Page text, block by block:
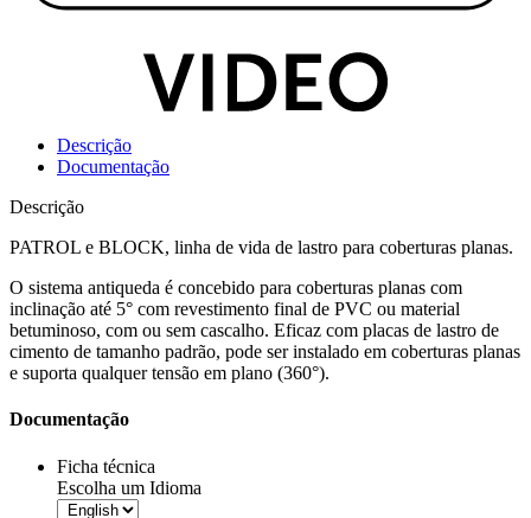
Descrição
Documentação
Descrição
PATROL e BLOCK, linha de vida de lastro para coberturas planas.
O sistema antiqueda é concebido para coberturas planas com
inclinação até 5° com revestimento final de PVC ou material
betuminoso, com ou sem cascalho. Eficaz com placas de lastro de
cimento de tamanho padrão, pode ser instalado em coberturas planas
e suporta qualquer tensão em plano (360°).
Documentação
Ficha técnica
Escolha um Idioma